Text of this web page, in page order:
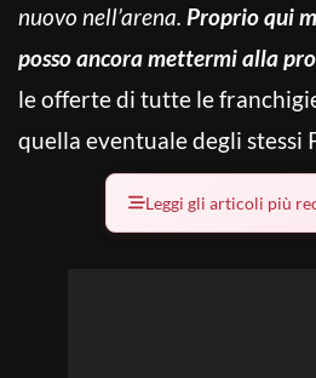
nuovo nell’arena. Proprio qui
posso ancora mettermi alla
le offerte di tutte le
quella eventuale degli stessi
Leggi gli articoli più